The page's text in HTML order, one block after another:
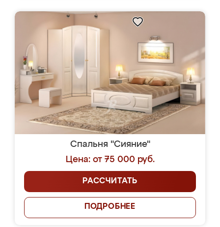
Спальня "Сияние"
Цена: от 75 000 руб.
РАССЧИТАТЬ
ПОДРОБНЕЕ